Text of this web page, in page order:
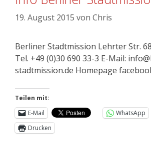
19. August 2015 von Chris
Berliner Stadtmission Lehrter Str.
Tel. +49 (0)30 690 33-3 E-Mail:
stadtmission.de Homepage
Teilen mit:
E-Mail
WhatsApp
Drucken